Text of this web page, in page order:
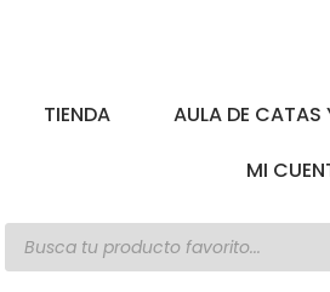
TIENDA AULA DE CATAS
MI
Búsqueda
de
productos